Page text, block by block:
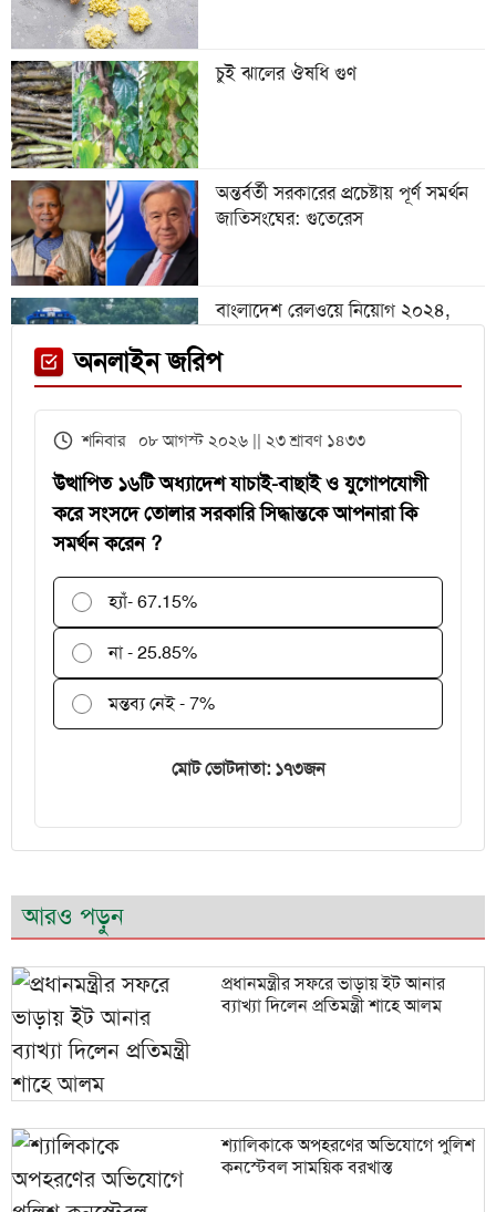
বিশ্বকাপে রোনালদিনহোকে ছাড়িয়ে
ফেনী স্টেশনে মেঘনা ট্রেনের ইঞ্জিন
বিকল, আড়াই ঘণ্টা আটকা ৮০০ যাত্রী
চুই ঝালের ঔষধি গুণ
অন্তর্বর্তী সরকারের প্রচেষ্টায় পূর্ণ সমর্থন
জাতিসংঘের: গুতেরেস
বাংলাদেশ রেলওয়ে নিয়োগ ২০২৪,
পরীক্ষকদের জন্য সময় বাড়ল ২ দিন
অনলাইন জরিপ
শনিবার ০৮ আগস্ট ২০২৬ || ২৩ শ্রাবণ ১৪৩৩
উত্থাপিত ১৬টি অধ্যাদেশ যাচাই-বাছাই ও যুগোপযোগী
করে সংসদে তোলার সরকারি সিদ্ধান্তকে আপনারা কি
সমর্থন করেন ?
হ্যাঁ- 67.15%
না - 25.85%
মন্তব্য নেই - 7%
মোট ভোটদাতা: ১৭৩জন
আরও পড়ুন
প্রধানমন্ত্রীর সফরে ভাড়ায় ইট আনার
ব্যাখ্যা দিলেন প্রতিমন্ত্রী শাহে আলম
শ্যালিকাকে অপহরণের অভিযোগে পুলিশ
কনস্টেবল সাময়িক বরখাস্ত